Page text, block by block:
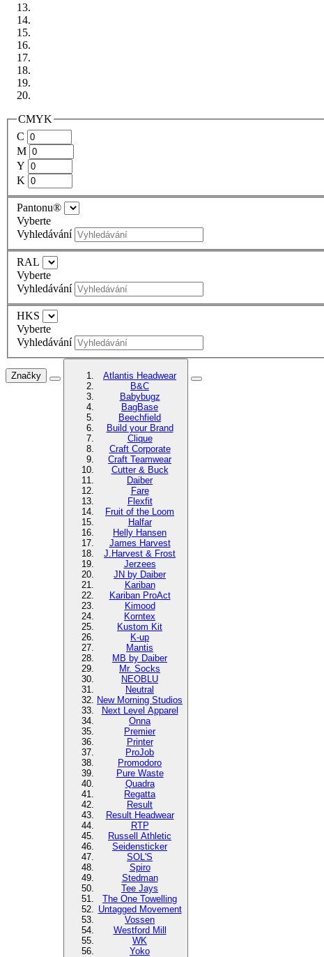
CMYK
C
M
Y
K
Pantonu®
Vyberte
Vyhledávání
RAL
Vyberte
Vyhledávání
HKS
Vyberte
Vyhledávání
Značky
Atlantis Headwear
B&C
Babybugz
BagBase
Beechfield
Build your Brand
Clique
Craft Corporate
Craft Teamwear
Cutter & Buck
Daiber
Fare
Flexfit
Fruit of the Loom
Halfar
Helly Hansen
James Harvest
J.Harvest & Frost
Jerzees
JN by Daiber
Kariban
Kariban ProAct
Kimood
Korntex
Kustom Kit
K-up
Mantis
MB by Daiber
Mr. Socks
NEOBLU
Neutral
New Morning Studios
Next Level Apparel
Onna
Premier
Printer
ProJob
Promodoro
Pure Waste
Quadra
Regatta
Result
Result Headwear
RTP
Russell Athletic
Seidensticker
SOL'S
Spiro
Stedman
Tee Jays
The One Towelling
Untagged Movement
Vossen
Westford Mill
WK
Yoko